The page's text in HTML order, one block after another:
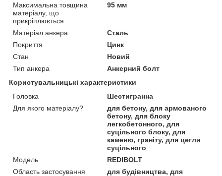
Максимальна товщина
матеріалу, що
прикріплюється
95 мм
Матеріал анкера
Сталь
Покриття
Цинк
Стан
Новий
Тип анкера
Анкерний болт
Користувальницькі характеристики
Головка
Шестигранна
Для якого матеріалу?
для бетону, для армованого
бетону, для блоку
легкобетонного, для
суцільного блоку, для
каменю, граніту, для цегли
суцільного
Мoдель
REDIBOLT
Область застосування
для будівництва, для